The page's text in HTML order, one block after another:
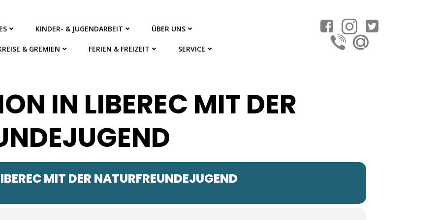
KINDER- & JUGENDARBEIT ÜBER UNS
& GREMIEN FERIEN & FREIZEIT SERVICE
IN LIBEREC MIT DER
MIT DER NATURFREUNDEJUGEND